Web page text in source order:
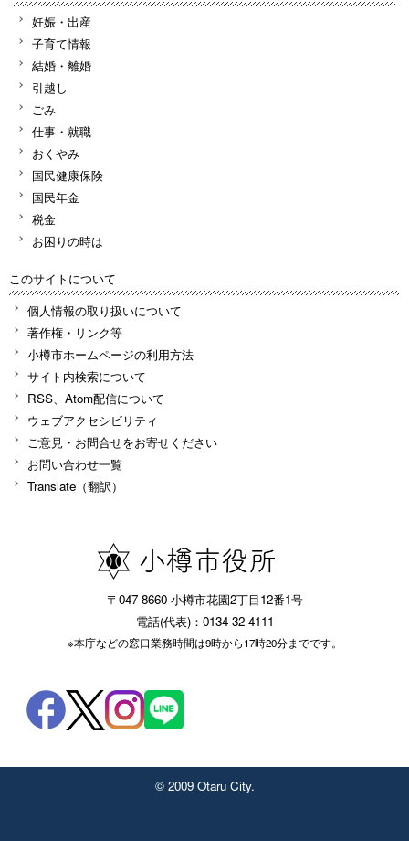
妊娠・出産
子育て情報
結婚・離婚
引越し
ごみ
仕事・就職
おくやみ
国民健康保険
国民年金
税金
お困りの時は
このサイトについて
個人情報の取り扱いについて
著作権・リンク等
小樽市ホームページの利用方法
サイト内検索について
RSS、Atom配信について
ウェブアクセシビリティ
ご意見・お問合せをお寄せください
お問い合わせ一覧
Translate（翻訳）
〒047-8660 小樽市花園2丁目12番1号
電話(代表)：0134-32-4111
※本庁などの窓口業務時間は9時から17時20分までです。
© 2009 Otaru City.